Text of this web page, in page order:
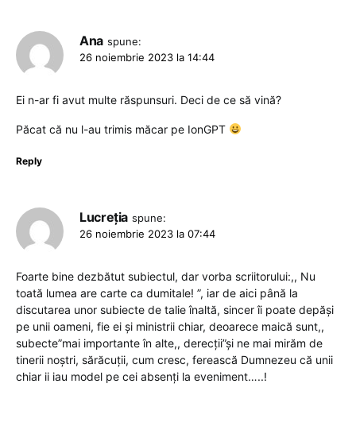
Ana spune:
26 noiembrie 2023 la 14:44
Ei n-ar fi avut multe răspunsuri. Deci de ce să vină?
Păcat că nu l-au trimis măcar pe IonGPT
Reply
Lucreția spune:
26 noiembrie 2023 la 07:44
Foarte bine dezbătut subiectul, dar vorba scriitorului:,, Nu
toată lumea are carte ca dumitale! ”, iar de aici până la
discutarea unor subiecte de talie înaltă, sincer îi poate depăși
pe unii oameni, fie ei și ministrii chiar, deoarece maică sunt,,
subecte”mai importante în alte,, derecții”și ne mai mirăm de
tinerii noștri, sărăcuții, cum cresc, ferească Dumnezeu că unii
chiar ii iau model pe cei absenți la eveniment…..!